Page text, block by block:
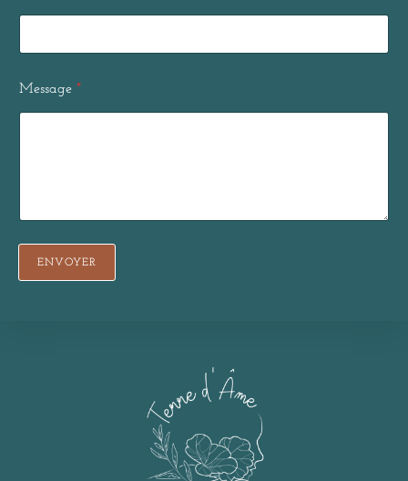
Message *
ENVOYER